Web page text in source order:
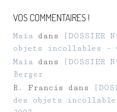
VOS COMMENTAIRES !
Maïa dans
[DOSSIER
objets incollables –
Maïa dans
[DOSSIER
Berger
R. Francis
dans
des objets